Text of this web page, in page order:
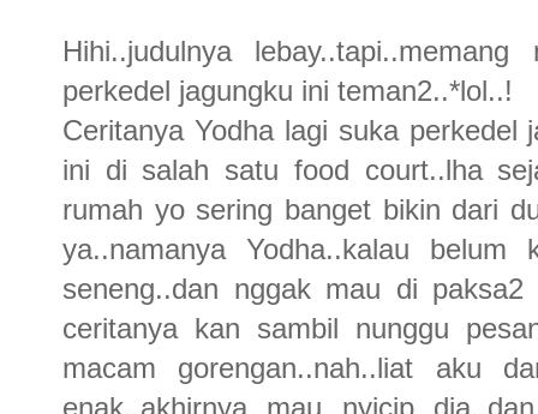
Hihi..judulnya
perkedel jagungku ini teman2..*lol..!
Ceritanya Yodha lagi suka perkedel
ini di salah satu food court..lha
rumah yo sering banget bikin dari
ya..namanya Yodha..kalau
seneng..dan nggak mau di
ceritanya kan sambil nunggu
macam gorengan..nah..liat aku
enak..akhirnya mau nyicip